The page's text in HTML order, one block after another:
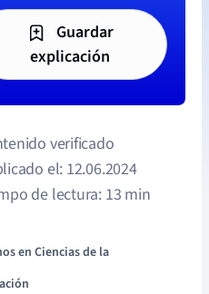
Guardar
explicación
verificado
el: 12.06.2024
de lectura: 13 min
en Ciencias de la